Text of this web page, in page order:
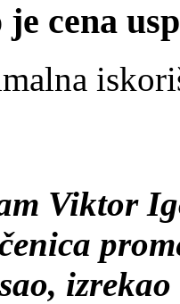
cena
Viktor